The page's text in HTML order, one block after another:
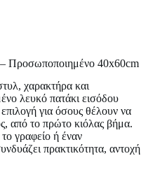
Προσωποποιημένο 40x60cm
χαρακτήρα και
λευκό πατάκι εισόδου
για όσους θέλουν να
από το πρώτο κιόλας βήμα.
το γραφείο ή έναν
πρακτικότητα, αντοχή